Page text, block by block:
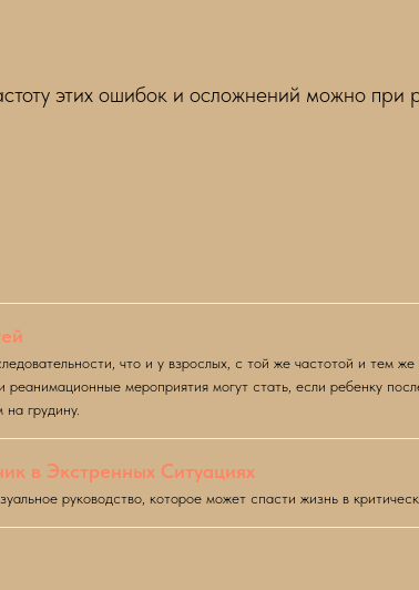
этих ошибок и осложнений можно при
что и у взрослых, с той же частотой и тем
мероприятия могут стать, если ребенку
грудину.
в Экстренных Ситуациях
руководство, которое может спасти жизнь в